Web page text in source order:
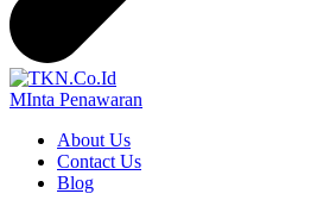
MInta Penawaran
About Us
Contact Us
Blog